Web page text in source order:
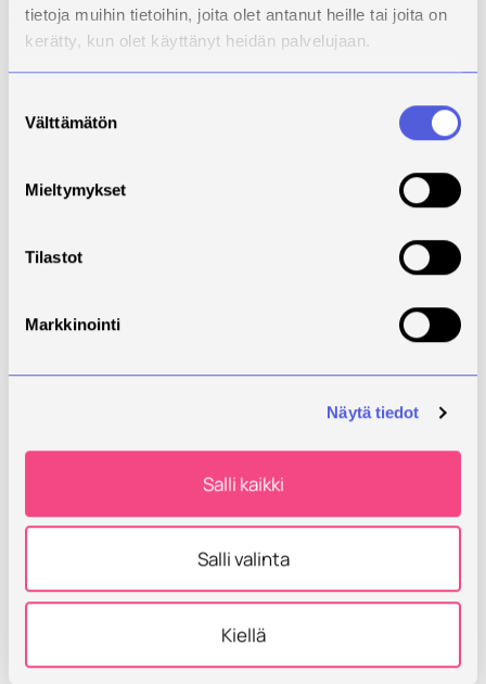
tietoja muihin tietoihin, joita olet antanut heille tai joita on
kerätty, kun olet käyttänyt heidän palvelujaan.
valinta
Välttämätön
Mieltymykset
Tilastot
Markkinointi
Näytä tiedot
Salli kaikki
Salli valinta
Kiellä
Bachelor of Engineering, Industrial Management
Insinööri (AMK), energiatekniikka,